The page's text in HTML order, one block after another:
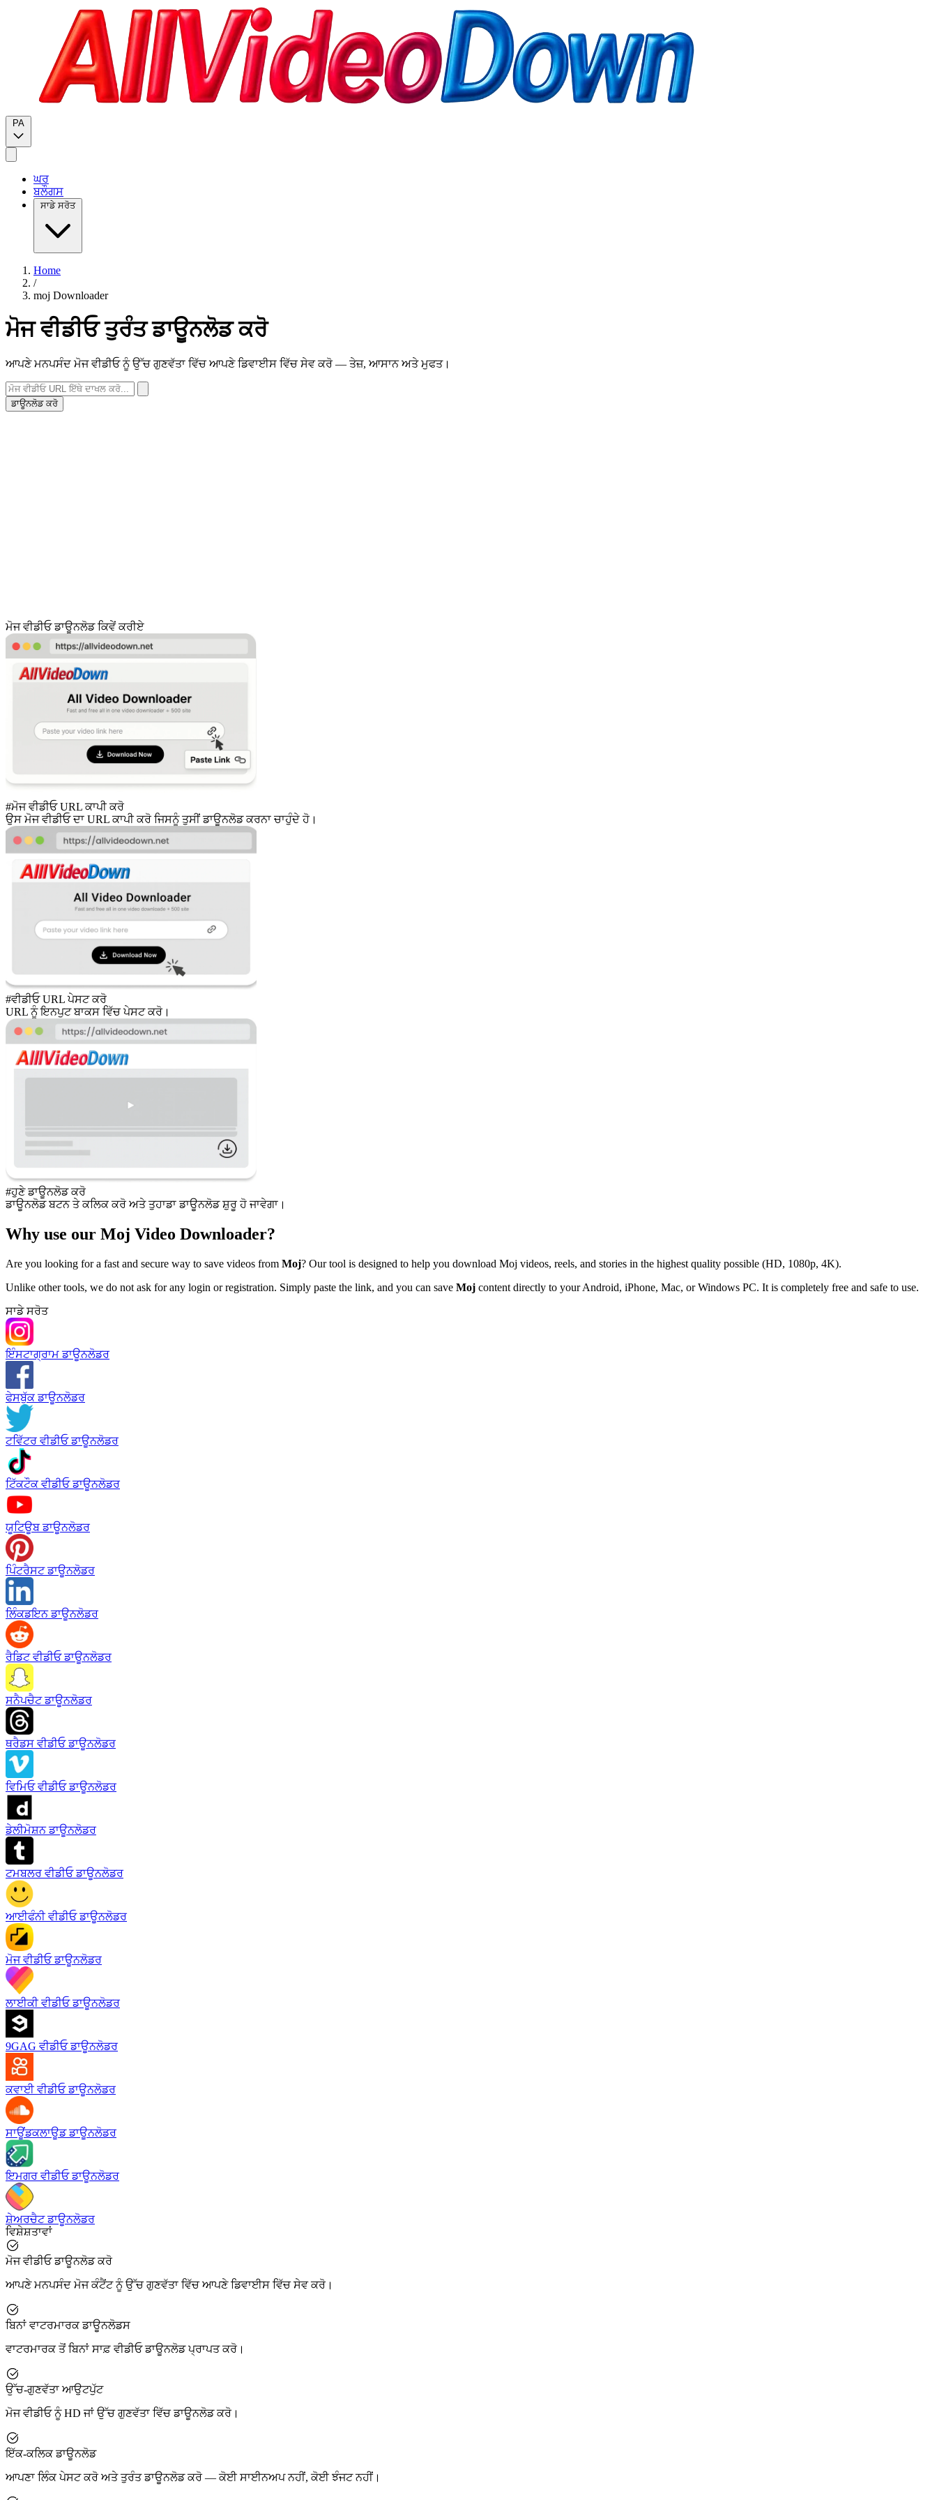
PA
ਘਰ
ਬਲੌਗਸ
ਸਾਡੇ ਸਰੋਤ
Home
/
moj Downloader
ਮੋਜ ਵੀਡੀਓ ਤੁਰੰਤ ਡਾਊਨਲੋਡ ਕਰੋ
ਆਪਣੇ ਮਨਪਸੰਦ ਮੋਜ ਵੀਡੀਓ ਨੂੰ ਉੱਚ ਗੁਣਵੱਤਾ ਵਿੱਚ ਆਪਣੇ ਡਿਵਾਈਸ ਵਿੱਚ ਸੇਵ ਕਰੋ — ਤੇਜ਼, ਆਸਾਨ ਅਤੇ ਮੁਫਤ।
ਡਾਊਨਲੋਡ ਕਰੋ
ਮੋਜ ਵੀਡੀਓ ਡਾਊਨਲੋਡ ਕਿਵੇਂ ਕਰੀਏ
#ਮੋਜ ਵੀਡੀਓ URL ਕਾਪੀ ਕਰੋ
ਉਸ ਮੋਜ ਵੀਡੀਓ ਦਾ URL ਕਾਪੀ ਕਰੋ ਜਿਸਨੂੰ ਤੁਸੀਂ ਡਾਊਨਲੋਡ ਕਰਨਾ ਚਾਹੁੰਦੇ ਹੋ।
#ਵੀਡੀਓ URL ਪੇਸਟ ਕਰੋ
URL ਨੂੰ ਇਨਪੁਟ ਬਾਕਸ ਵਿੱਚ ਪੇਸਟ ਕਰੋ।
#ਹੁਣੇ ਡਾਊਨਲੋਡ ਕਰੋ
ਡਾਊਨਲੋਡ ਬਟਨ ਤੇ ਕਲਿਕ ਕਰੋ ਅਤੇ ਤੁਹਾਡਾ ਡਾਊਨਲੋਡ ਸ਼ੁਰੂ ਹੋ ਜਾਵੇਗਾ।
Why use our Moj Video Downloader?
Are you looking for a fast and secure way to save videos from Moj? Our tool is designed to help you download Moj videos, reels, and stories in the highest quality possible (HD, 1080p, 4K).
Unlike other tools, we do not ask for any login or registration. Simply paste the link, and you can save Moj content directly to your Android, iPhone, Mac, or Windows PC. It is completely free and safe to use.
ਸਾਡੇ ਸਰੋਤ
ਇੰਸਟਾਗ੍ਰਾਮ ਡਾਊਨਲੋਡਰ
ਫੇਸਬੁੱਕ ਡਾਊਨਲੋਡਰ
ਟਵਿੱਟਰ ਵੀਡੀਓ ਡਾਊਨਲੋਡਰ
ਟਿੱਕਟੌਕ ਵੀਡੀਓ ਡਾਊਨਲੋਡਰ
ਯੂਟਿਊਬ ਡਾਊਨਲੋਡਰ
ਪਿੰਟਰੈਸਟ ਡਾਊਨਲੋਡਰ
ਲਿੰਕਡਇਨ ਡਾਊਨਲੋਡਰ
ਰੈਡਿਟ ਵੀਡੀਓ ਡਾਊਨਲੋਡਰ
ਸਨੈਪਚੈਟ ਡਾਊਨਲੋਡਰ
ਥਰੈਡਸ ਵੀਡੀਓ ਡਾਊਨਲੋਡਰ
ਵਿਮਿਓ ਵੀਡੀਓ ਡਾਊਨਲੋਡਰ
ਡੇਲੀਮੋਸ਼ਨ ਡਾਊਨਲੋਡਰ
ਟਮਬਲਰ ਵੀਡੀਓ ਡਾਊਨਲੋਡਰ
ਆਈਫੰਨੀ ਵੀਡੀਓ ਡਾਊਨਲੋਡਰ
ਮੋਜ ਵੀਡੀਓ ਡਾਊਨਲੋਡਰ
ਲਾਈਕੀ ਵੀਡੀਓ ਡਾਊਨਲੋਡਰ
9GAG ਵੀਡੀਓ ਡਾਊਨਲੋਡਰ
ਕਵਾਈ ਵੀਡੀਓ ਡਾਊਨਲੋਡਰ
ਸਾਊਂਡਕਲਾਊਡ ਡਾਊਨਲੋਡਰ
ਇਮਗਰ ਵੀਡੀਓ ਡਾਊਨਲੋਡਰ
ਸ਼ੇਅਰਚੈਟ ਡਾਊਨਲੋਡਰ
ਵਿਸ਼ੇਸ਼ਤਾਵਾਂ
ਮੋਜ ਵੀਡੀਓ ਡਾਊਨਲੋਡ ਕਰੋ
ਆਪਣੇ ਮਨਪਸੰਦ ਮੋਜ ਕੰਟੈਂਟ ਨੂੰ ਉੱਚ ਗੁਣਵੱਤਾ ਵਿੱਚ ਆਪਣੇ ਡਿਵਾਈਸ ਵਿੱਚ ਸੇਵ ਕਰੋ।
ਬਿਨਾਂ ਵਾਟਰਮਾਰਕ ਡਾਊਨਲੋਡਸ
ਵਾਟਰਮਾਰਕ ਤੋਂ ਬਿਨਾਂ ਸਾਫ਼ ਵੀਡੀਓ ਡਾਊਨਲੋਡ ਪ੍ਰਾਪਤ ਕਰੋ।
ਉੱਚ-ਗੁਣਵੱਤਾ ਆਉਟਪੁੱਟ
ਮੋਜ ਵੀਡੀਓ ਨੂੰ HD ਜਾਂ ਉੱਚ ਗੁਣਵੱਤਾ ਵਿੱਚ ਡਾਊਨਲੋਡ ਕਰੋ।
ਇੱਕ-ਕਲਿਕ ਡਾਊਨਲੋਡ
ਆਪਣਾ ਲਿੰਕ ਪੇਸਟ ਕਰੋ ਅਤੇ ਤੁਰੰਤ ਡਾਊਨਲੋਡ ਕਰੋ — ਕੋਈ ਸਾਈਨਅਪ ਨਹੀਂ, ਕੋਈ ਝੰਜਟ ਨਹੀਂ।